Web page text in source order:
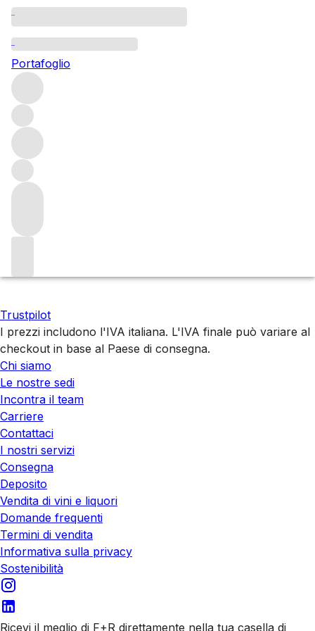
Portafoglio
Bordeaux 2023: top-value
buys
Here we highlight the wines that we think offer the best
value in the Bordeaux 2023 en primeur vintage
Filters
Attendere prego
Stiamo preparando i tuoi contenuti...
Trustpilot
I prezzi includono l'IVA italiana. L'IVA finale può variare al
checkout in base al Paese di consegna.
Chi siamo
Le nostre sedi
Incontra il team
Carriere
Contattaci
I nostri servizi
Consegna
Deposito
Vendita di vini e liquori
Domande frequenti
Termini di vendita
Informativa sulla privacy
Sostenibilità
Ricevi il meglio di F+R direttamente nella tua casella di